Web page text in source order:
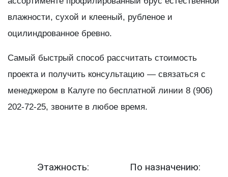
влажности, сухой и клееный, рубленое и
оцилиндрованное бревно.
Самый быстрый способ рассчитать стоимость
проекта и получить консультацию — связаться с
менеджером в Калуге по бесплатной линии 8 (906)
202-72-25, звоните в любое время.
Этажность: По назначению: